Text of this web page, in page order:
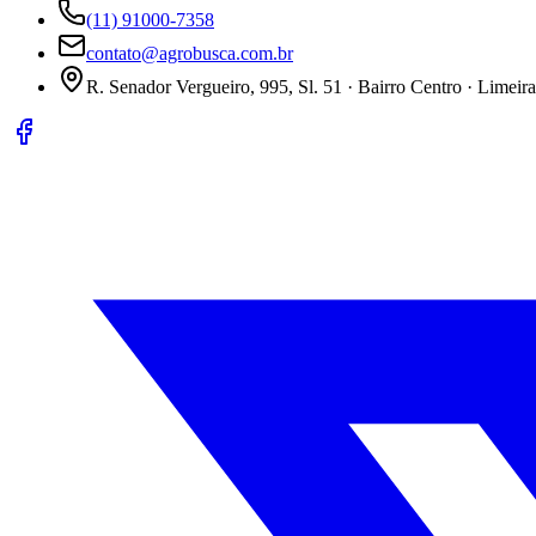
(11) 91000-7358
contato@agrobusca.com.br
R. Senador Vergueiro, 995, Sl. 51 · Bairro Centro ·